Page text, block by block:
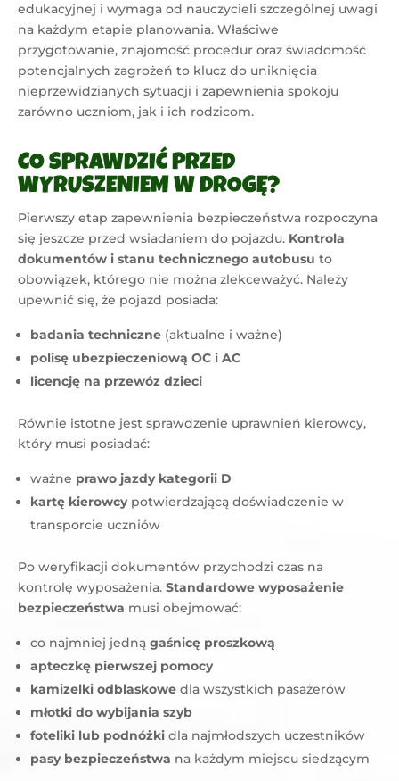
edukacyjnej i wymaga od nauczycieli szczególnej uwagi
na każdym etapie planowania. Właściwe
przygotowanie, znajomość procedur oraz świadomość
potencjalnych zagrożeń to klucz do uniknięcia
nieprzewidzianych sytuacji i zapewnienia spokoju
zarówno uczniom, jak i ich rodzicom.
CO SPRAWDZIĆ PRZED
WYRUSZENIEM W DROGĘ?
Pierwszy etap zapewnienia bezpieczeństwa rozpoczyna
się jeszcze przed wsiadaniem do pojazdu. Kontrola
dokumentów i stanu technicznego autobusu to
obowiązek, którego nie można zlekceważyć. Należy
upewnić się, że pojazd posiada:
badania techniczne (aktualne i ważne)
polisę ubezpieczeniową OC i AC
licencję na przewóz dzieci
Równie istotne jest sprawdzenie uprawnień kierowcy,
który musi posiadać:
ważne prawo jazdy kategorii D
kartę kierowcypotwierdzającą doświadczenie w
transporcie uczniów
Po weryfikacji dokumentów przychodzi czas na
kontrolę wyposażenia. Standardowe wyposażenie
bezpieczeństwa musi obejmować:
co najmniej jedną gaśnicę proszkową
apteczkę pierwszej pomocy
kamizelki odblaskowe dla wszystkich pasażerów
młotki do wybijania szyb
foteliki lub podnóżki dla najmłodszych uczestników
pasy bezpieczeństwa na każdym miejscu siedzącym